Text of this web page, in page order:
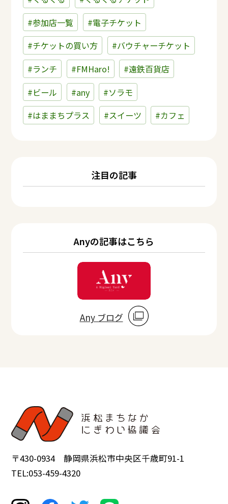
#参加店一覧
#電子チケット
#チケットの買い方
#バウチャーチケット
#ランチ
#FMHaro!
#遠鉄百貨店
#ビール
#any
#ソラモ
#はままちプラス
#スイーツ #カフェ
注目の記事
Anyの記事はこちら
Any ブログ
〒430-0934 静岡県浜松市中央区千歳町91-1
TEL:053-459-4320